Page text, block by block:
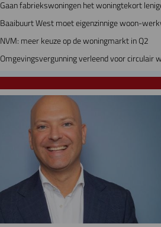
Gaan fabriekswoningen het woningtekort
Baaibuurt West moet eigenzinnige woon-
NVM: meer keuze op de woningmarkt in Q2
Omgevingsvergunning verleend voor